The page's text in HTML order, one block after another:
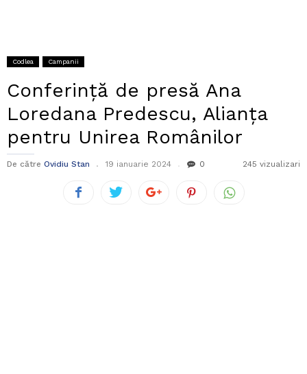
Codlea Campanii
Conferință de presă Ana
Loredana Predescu, Alianța
pentru Unirea Românilor
De către Ovidiu Stan 19 ianuarie 2024 0 245 vizualizari